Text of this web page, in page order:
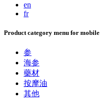
en
fr
Product category menu for mobile
参
海参
藥材
按摩油
其他